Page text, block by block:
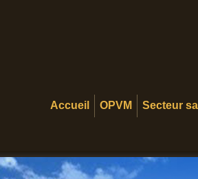
Accueil OPVM Secteur